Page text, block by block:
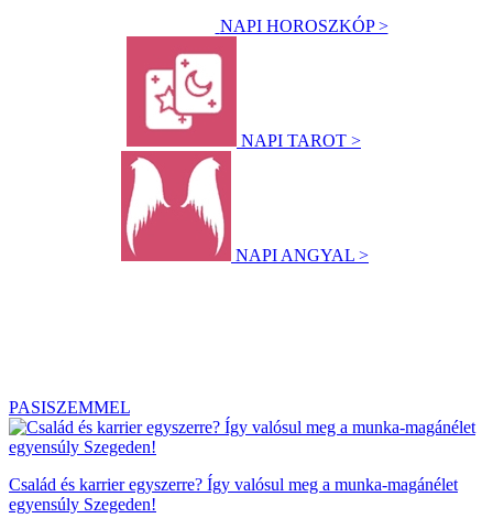
NAPI HOROSZKÓP >
NAPI TAROT >
NAPI ANGYAL >
PASISZEMMEL
Család és karrier egyszerre? Így valósul meg a munka-magánélet
egyensúly Szegeden!